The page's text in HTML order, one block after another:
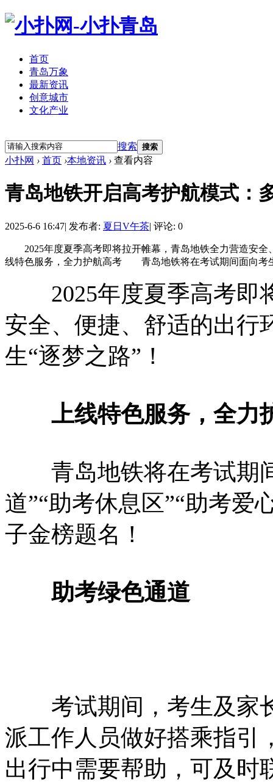
首页
青岛万象
最新资讯
创意城市
文化产业
搜索 搜索
小扑网 › 首页 ›本地资讯 › 查看内容
青岛地铁开启高考护航模式：
2025-6-6 16:47| 发布者: 夏日V午茶| 评论: 0
2025年度夏季高考即将拉开帷幕，青岛地铁全力营造安
线特色服务，全力护航高考 青岛地铁将在考试期间面向考
2025年度夏季高考即
安全、便捷、舒适的出行
生“逐梦之路”！
上线特色服务，全力
青岛地铁将在考试期
道”“助考休息区”“助考爱
子金榜题名！
助考绿色通道
考试期间，考生及家
派工作人员做好搭乘指引
出行中需要帮助，可及时